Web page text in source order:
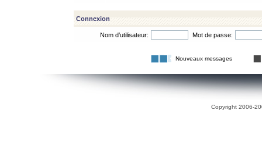
Connexion
Nom d’utilisateur: Mot de passe:
Nouveaux messages
Copyright 2006-